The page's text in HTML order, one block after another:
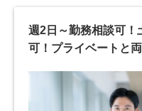
週2日～勤務相談可！
可！プライベートと